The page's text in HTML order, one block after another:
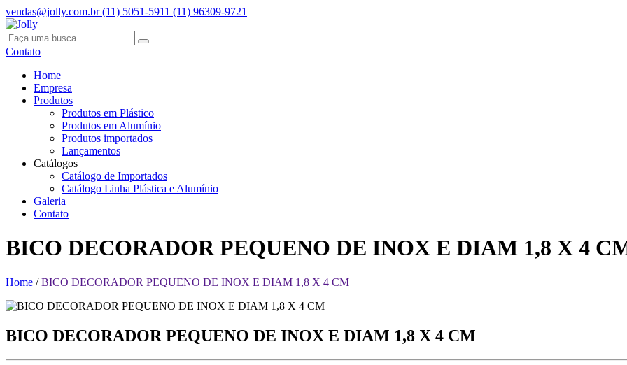
vendas@jolly.com.br(11) 5051-5911 (11) 96309-9721
Contato
Home
Empresa
Produtos
Produtos em Plástico
Produtos em Alumínio
Produtos importados
Lançamentos
Catálogos
Catálogo de Importados
Catálogo Linha Plástica e Alumínio
Galeria
Contato
BICO DECORADOR PEQUENO DE INOX E DIAM 1,8 X 4
Home /BICO DECORADOR PEQUENO DE INOX E DIAM 1,8 X 4 CM
BICO DECORADOR PEQUENO DE INOX E DIAM 1,8 X 4 CM